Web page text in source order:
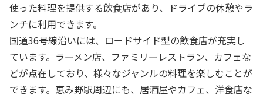
使った料理を提供する飲食店があり、ドライブの休憩やラ
ンチに利用できます。
国道36号線沿いには、ロードサイド型の飲食店が充実し
ています。ラーメン店、ファミリーレストラン、カフェな
どが点在しており、様々なジャンルの料理を楽しむことが
できます。恵み野駅周辺にも、居酒屋やカフェ、洋食店な